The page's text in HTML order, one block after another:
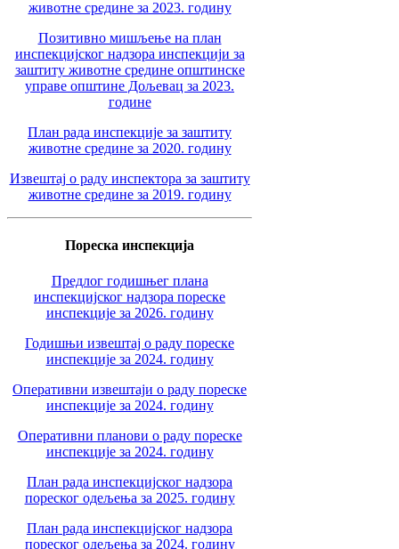
животне средине за 2023. годину
Позитивно мишљење на план
инспекцијског надзора инспекцији за
заштиту животне средине општинске
управе општине Дољевац за 2023.
године
План рада инспекције за заштиту
животне средине за 2020. годину
Извештај о раду инспектора за заштиту
животне средине за 2019. годину
Пореска инспекција
Предлог годишњег плана
инспекцијског надзора пореске
инспекције за 2026. годину
Годишњи извештај о раду пореске
инспекције за 2024. годину
Оперативни извештаји о раду пореске
инспекције за 2024. годину
Оперативни планови о раду пореске
инспекције за 2024. годину
План рада инспекцијског надзора
пореског одељења за 2025. годину
План рада инспекцијског надзора
пореског одељења за 2024. годину